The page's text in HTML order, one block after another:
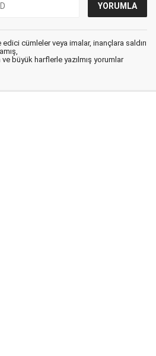
cümleler veya imalar, inançlara saldırı
büyük harflerle yazılmış yorumlar